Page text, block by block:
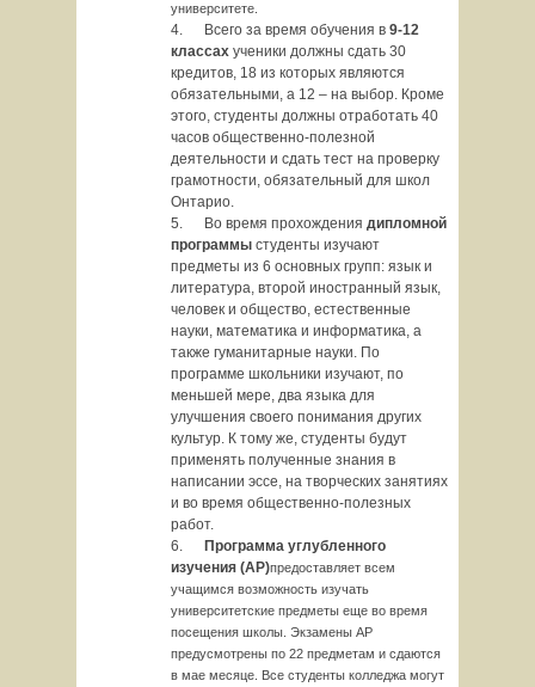
университете.
4. Всего за время обучения в 9-12
классах ученики должны сдать 30
кредитов, 18 из которых являются
обязательными, а 12 – на выбор. Кроме
этого, студенты должны отработать 40
часов общественно-полезной
деятельности и сдать тест на проверку
грамотности, обязательный для школ
Онтарио.
5. Во время прохождения дипломной
программы студенты изучают
предметы из 6 основных групп: язык и
литература, второй иностранный язык,
человек и общество, естественные
науки, математика и информатика, а
также гуманитарные науки. По
программе школьники изучают, по
меньшей мере, два языка для
улучшения своего понимания других
культур. К тому же, студенты будут
применять полученные знания в
написании эссе, на творческих занятиях
и во время общественно-полезных
работ.
6.
Программа углубленного
изучения (АР)предоставляет всем
учащимся возможность изучать
университетские предметы еще во время
посещения школы. Экзамены АР
предусмотрены по 22 предметам и сдаются
в мае месяце. Все студенты колледжа могут